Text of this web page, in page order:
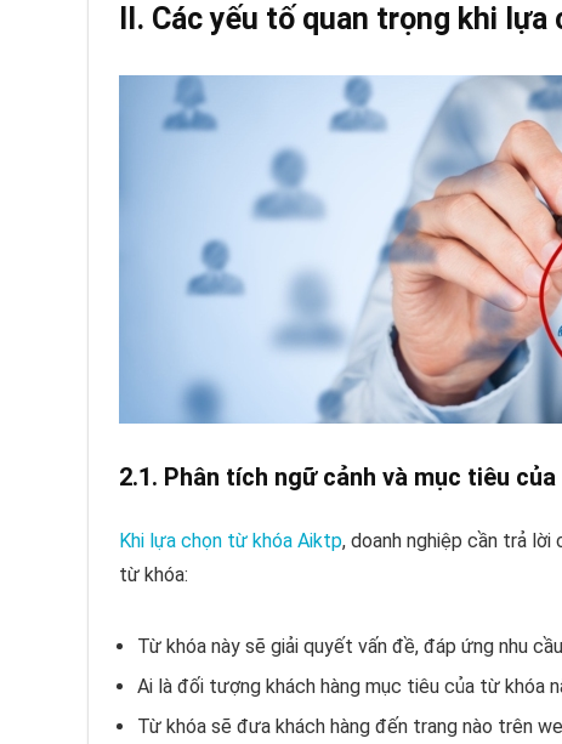
II. Các yếu tố quan trọng khi
2.1. Phân tích ngữ cảnh và mục tiêu
Khi lựa chọn từ khóa Aiktp, doanh nghiệp cần trả
từ khóa:
Từ khóa này sẽ giải quyết vấn đề, đáp ứng nhu
Ai là đối tượng khách hàng mục tiêu của từ khóa
Từ khóa sẽ đưa khách hàng đến trang nào trên